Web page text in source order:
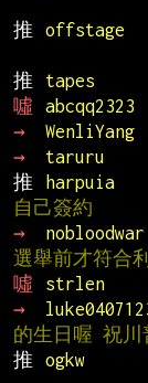
推
推
噓
→
→
推
自己簽約
→
選舉前才符合
噓
→
的生日喔 祝川
推